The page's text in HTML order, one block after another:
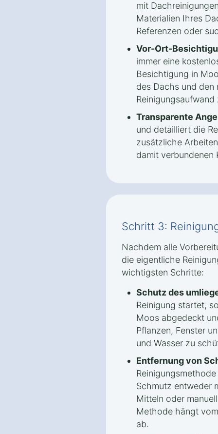
mit
Materialien Ihres
Referenzen oder
Vor-Ort-
immer eine
Besichtigung in
des Dachs und den
Transparente
und detailliert die
zusätzliche
damit verbundenen
Schritt 3:
Nachdem alle
die eigentliche
wichtigsten Schritte:
Schutz des
Reinigung startet,
Moos abgedeckt
Pflanzen, Fenster
und Wasser zu
Entfernung von
Schmutz entweder
Mitteln oder
Methode hängt
ab.